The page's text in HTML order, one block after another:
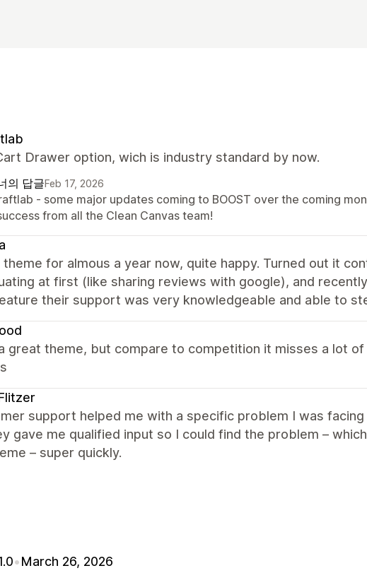
Drawer option, wich is industry standard by now.
의 답글Feb 17, 2026
- some major updates coming to BOOST over the coming
from all the Clean Canvas team!
theme for almous a year now, quite happy. Turned out it
at first (like sharing reviews with google), and
their support was very knowledgeable and able to
great theme, but compare to competition it misses a lot
support helped me with a specific problem I was
gave me qualified input so I could find the problem –
– super quickly.
•March 26, 2026